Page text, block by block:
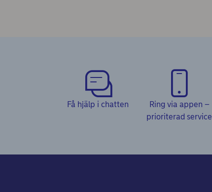
Få hjälp i chatten
Ring via appen –
prioriterad service